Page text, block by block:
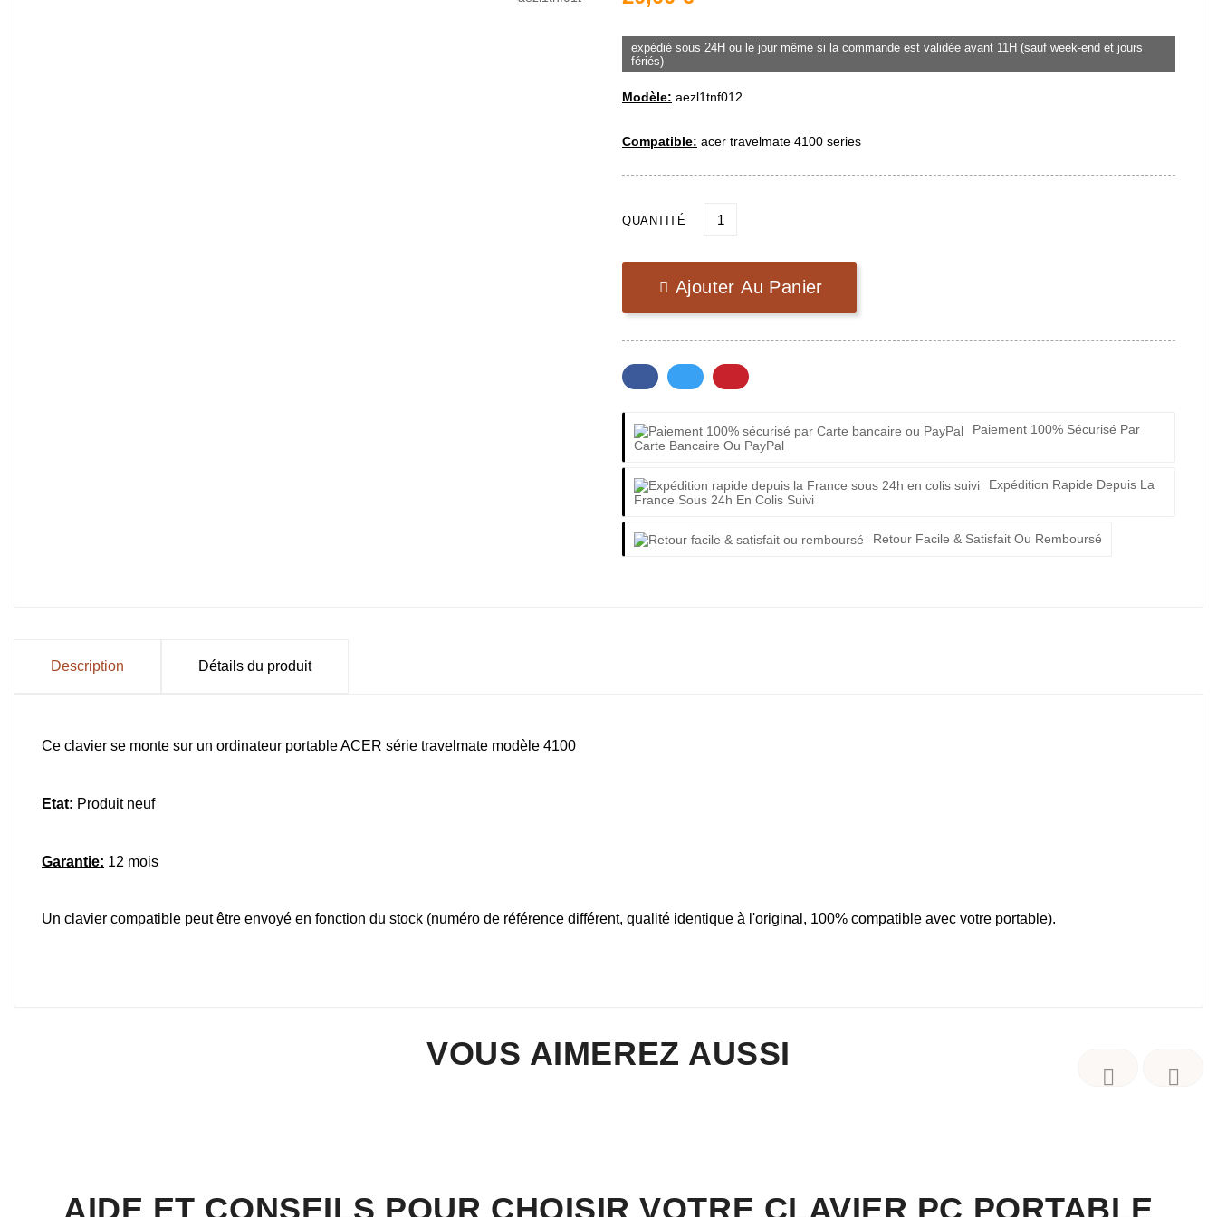
expédié sous 24H ou le jour même si la commande est validée avant 11H (sauf week-end et jours
fériés)
Modèle: aezl1tnf012
Compatible: acer travelmate 4100 series
QUANTITÉ
 Ajouter Au Panier
Paiement 100% Sécurisé Par
Carte Bancaire Ou PayPal
Expédition Rapide Depuis La
France Sous 24h En Colis Suivi
Retour Facile & Satisfait Ou Remboursé
Description Détails du produit
Ce clavier se monte sur un ordinateur portable ACER série travelmate modèle 4100
Etat: Produit neuf
Garantie: 12 mois
Un clavier compatible peut être envoyé en fonction du stock (numéro de référence différent, qualité identique à l'original, 100% compatible avec votre portable).
VOUS AIMEREZ AUSSI
 
AIDE ET CONSEILS POUR CHOISIR VOTRE CLAVIER PC PORTABLE